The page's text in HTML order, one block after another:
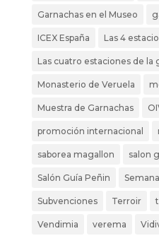
Garnachas en el Museo
ICEX España Las 4
Las cuatro estaciones de la
Monasterio de Veruela
Muestra de Garnachas
promoción internacional
saborea magallon salon
Salón Guía Peñin
Subvenciones Terroir
Vendimia verema